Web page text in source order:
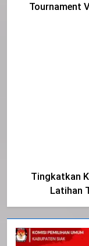
Tournament
Tingkatkan
Latihan